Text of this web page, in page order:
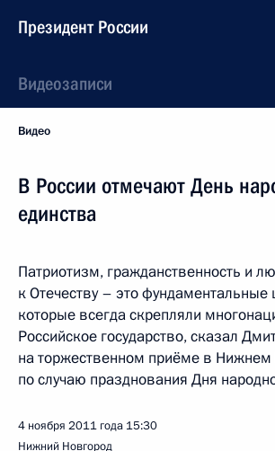
Президент России
Видеозаписи
Видео
В России отмечают День
единства
Патриотизм, гражданственность и
к Отечеству – это фундаментальные
которые всегда скрепляли
Российское государство, сказал
на торжественном приёме в Нижнем
по случаю празднования Дня
4 ноября 2011 года 15:30
Нижний Новгород